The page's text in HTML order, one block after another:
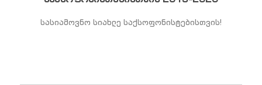
სასიამოვნო სიახლე საქსოფონისტებისთვის!